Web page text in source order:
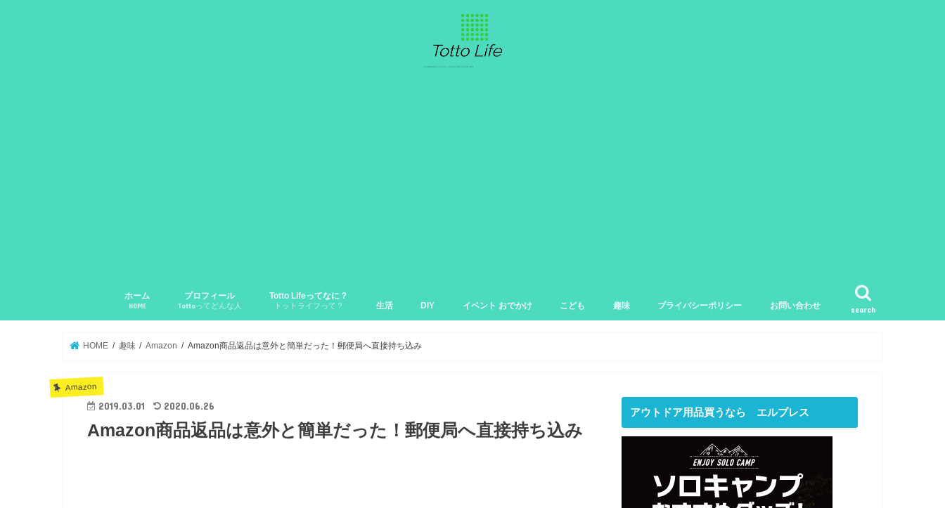
search
ホーム
HOME
プロフィール
Tottoってどんな人
Totto Lifeってなに？
トットライフって？ 生活 DIY イベント おでかけ こども 趣味 プライバシーポリシー お問い合わせ
HOME 趣味 Amazon Amazon商品返品は意外と簡単だった！郵便局へ直接持ち込み
Amazon
2019.03.01 2020.06.26
Amazon商品返品は意外と簡単だった！郵便局へ直接持ち込み
アウトドア用品買うなら エルブレス